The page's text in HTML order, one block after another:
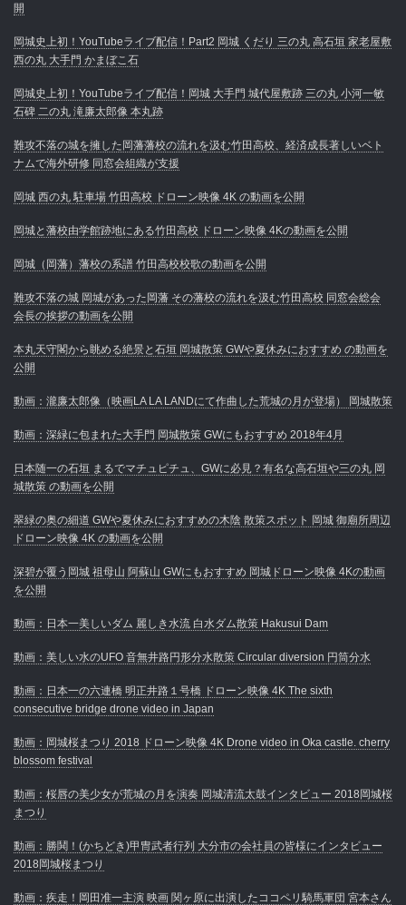
開
岡城史上初！YouTubeライブ配信！Part2 岡城 くだり 三の丸 高石垣 家老屋敷
西の丸 大手門 かまぼこ石
岡城史上初！YouTubeライブ配信！岡城 大手門 城代屋敷跡 三の丸 小河一敏
石碑 二の丸 滝廉太郎像 本丸跡
難攻不落の城を擁した岡藩藩校の流れを汲む竹田高校、経済成長著しいベト
ナムで海外研修 同窓会組織が支援
岡城 西の丸 駐車場 竹田高校 ドローン映像 4K の動画を公開
岡城と藩校由学館跡地にある竹田高校 ドローン映像 4Kの動画を公開
岡城（岡藩）藩校の系譜 竹田高校校歌の動画を公開
難攻不落の城 岡城があった岡藩 その藩校の流れを汲む竹田高校 同窓会総会
会長の挨拶の動画を公開
本丸天守閣から眺める絶景と石垣 岡城散策 GWや夏休みにおすすめ の動画を
公開
動画：瀧廉太郎像（映画LA LA LANDにて作曲した荒城の月が登場） 岡城散策
動画：深緑に包まれた大手門 岡城散策 GWにもおすすめ 2018年4月
日本随一の石垣 まるでマチュピチュ、GWに必見？有名な高石垣や三の丸 岡
城散策 の動画を公開
翠緑の奥の細道 GWや夏休みにおすすめの木陰 散策スポット 岡城 御廟所周辺
ドローン映像 4K の動画を公開
深碧が覆う岡城 祖母山 阿蘇山 GWにもおすすめ 岡城ドローン映像 4Kの動画
を公開
動画：日本一美しいダム 麗しき水流 白水ダム散策 Hakusui Dam
動画：美しい水のUFO 音無井路円形分水散策 Circular diversion 円筒分水
動画：日本一の六連橋 明正井路１号橋 ドローン映像 4K The sixth
consecutive bridge drone video in Japan
動画：岡城桜まつり 2018 ドローン映像 4K Drone video in Oka castle. cherry
blossom festival
動画：桜唇の美少女が荒城の月を演奏 岡城清流太鼓インタビュー 2018岡城桜
まつり
動画：勝鬨！(かちどき)甲冑武者行列 大分市の会社員の皆様にインタビュー
2018岡城桜まつり
動画：疾走！岡田准一主演 映画 関ヶ原に出演したココペリ騎馬軍団 宮本さん